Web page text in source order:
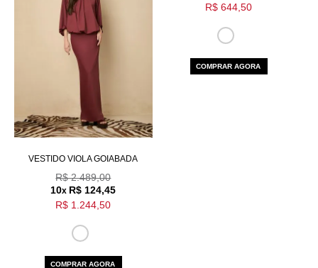
VESTIDO VIOLA GOIABADA
R$ 2.489,00
10x R$ 124,45
R$ 1.244,50
COMPRAR AGORA
R$ 644,50
COMPRAR AGORA